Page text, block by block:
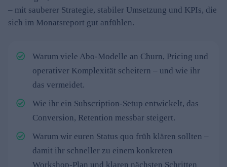
– mit sauberer Strategie, stabiler Umsetzung und KPIs, die
sich im Monatsreport gut anfühlen.
Warum viele Abo-Modelle an Churn, Pricing und
operativer Komplexität scheitern – und wie ihr
das vermeidet.
Wie ihr ein Subscription-Setup entwickelt, das
Conversion, Retention messbar steigert.
Warum wir euren Status quo früh klären sollten –
damit ihr schneller zu einem konkreten
Workshop-Plan und klaren nächsten Schritten